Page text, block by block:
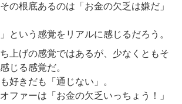
の根底あるのは「お金の欠乏は嫌だ」
という感覚をリアルに感じるだろう。
上げの感覚ではあるが、少なくともそ
じる感覚だ。
好きだも「通じない」。
ファーは「お金の欠乏いっちょう！」